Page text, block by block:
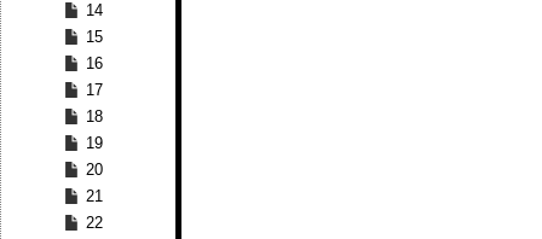
14
15
16
17
18
19
20
21
22